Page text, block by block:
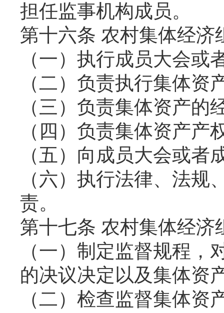
担任监事机构成员。
第十六条 农村集体经济
（一）执行成员大会
（二）负责执行集体资
（三）负责集体资产的
（四）负责集体资产产
（五）向成员大会或
（六）执行法律、法
责。
第十七条 农村集体经济
（一）制定监督规程
的决议决定以及集体资
（二）检查监督集体